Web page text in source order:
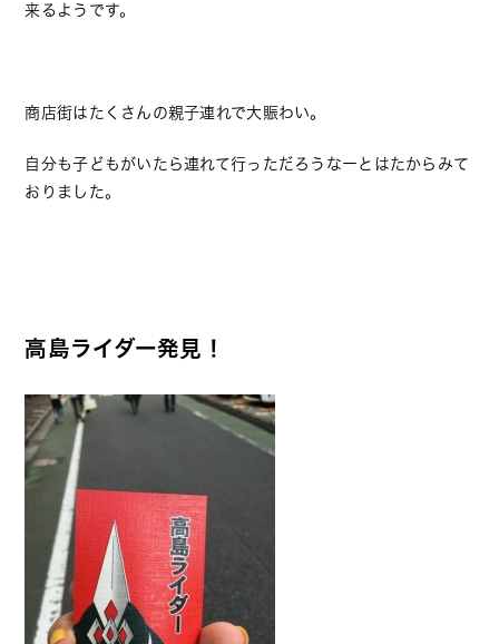
来るようです。
商店街はたくさんの親子連れで大賑わい。
自分も子どもがいたら連れて行っただろうなーとはたからみて
おりました。
高島ライダー発見！